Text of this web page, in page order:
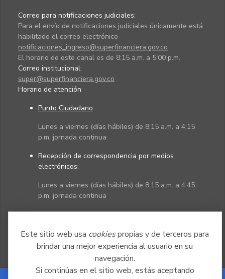
Este sitio web usa cookiespropias y de terceros para
brindar una mejor experiencia al usuario en su
navegación.
Si continúas en el sitio web, estás aceptando
Correo para notificaciones judiciales:
Para el envío de notificaciones judiciales únicamente está
habilitado el correo electrónico
notificaciones_ingreso@superfinanciera.gov.co
El horario de este canal es de 8:15 a.m. a 5:00 p.m.
Correo institucional:
super@superfinanciera.gov.co
Horario de atención
Punto Ciudadano:
Lunes a viernes (días hábiles) de 8:15 a.m. a 4:15
p.m. jornada continua
Recepción de correspondencia por medios
electrónicos:
Lunes a viernes (días hábiles) de 8:15 a.m. a 4:45
p.m. jornada continua